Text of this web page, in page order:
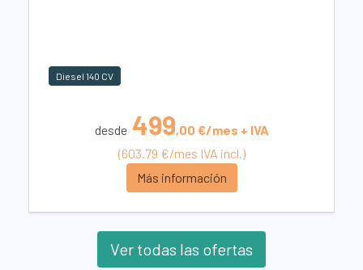
Diesel 140 CV
desde 499,00 €/mes + IVA
(603.79 €/mes IVA incl.)
Más información
Ver todas las ofertas